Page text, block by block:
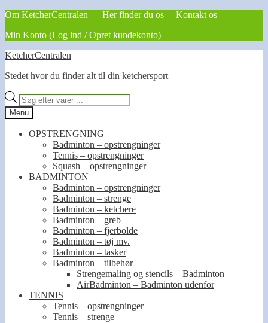
Om KetcherCentralen Her finder du os
Kontakt os
Min Konto (Log ind / Opret kundekonto)
Spring
navigation
Spring
indhold
KetcherCentralen
Stedet hvor du finder alt til din ketchersport
Products
search
Menu
OPSTRENGNING
Badminton – opstrengninger
Tennis – opstrengninger
Squash – opstrengninger
BADMINTON
Badminton – opstrengninger
Badminton – strenge
Badminton – ketchere
Badminton – greb
Badminton – fjerbolde
Badminton – tøj mv.
Badminton – tasker
Badminton – tilbehør
Strengemaling og stencils – Badminton
AirBadminton – Badminton udenfor
TENNIS
Tennis – opstrengninger
Tennis – strenge